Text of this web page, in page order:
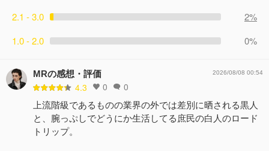
2.1 - 3.0
2%
1.0 - 2.0
0%
MRの感想・評価
4.3 0 0
2026/08/08 00:54
上流階級であるものの業界の外では差別に晒される黒人
と、腕っぷしでどうにか生活してる庶民の白人のロード
トリップ。